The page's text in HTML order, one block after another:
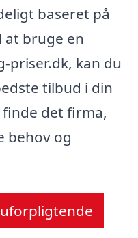
baseret på
at bruge en
priser.dk, kan du
tilbud i din
det firma,
behov og